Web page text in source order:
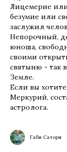
Лицемерие или
безумие или
заслужил
Непорочный,
юноша,
своими
святыню - так
Земле.
Если вы хотите
Меркурий,
астролога.
Габи Сатори